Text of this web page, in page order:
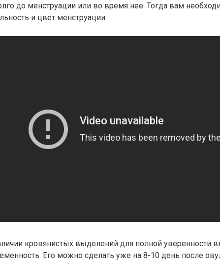
до менструации или во время нее. Тогда вам
и цвет менструации.
кровянистых выделений для полной уверенности
Его можно сделать уже на 8-10 день после